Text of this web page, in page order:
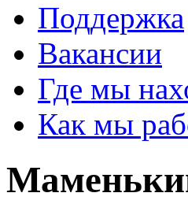
Поддержка
Вакансии
Где мы
Как мы